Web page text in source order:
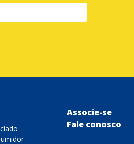
Associe-se
Fale conosco